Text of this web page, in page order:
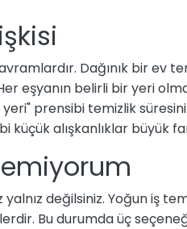
Dağınık bir ev
eşyanın belirli bir yeri
prensibi temizlik
küçük alışkanlıklar büyük
yalnız değilsiniz. Yoğun iş
Bu durumda üç